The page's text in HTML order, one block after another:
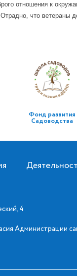
отношения к
что ветераны
Фонд развития
Садоводства
4
Администрации